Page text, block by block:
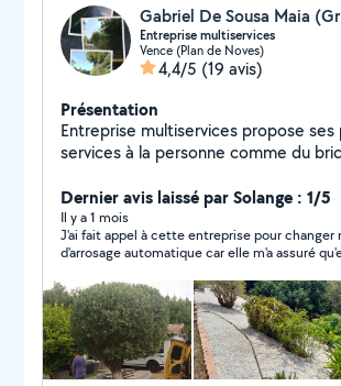
Entreprise multiservices
Vence (Plan de Noves)
4,4/5 (19 avis)
Présentation
Entreprise multiservices propose
services à la personne comme du
service de ménage particuliers et
saisonnières.
Dernier avis laissé par Solange : 1/5
Il y a 1 mois
J'ai fait appel à cette entreprise pour changer
d'arrosage automatique car elle m'a assuré
payé un prix astronomique qui sera donc
charge. J'ai rappelé l'entreprise 5 fois,
rappelle, elle ne m'a jamais rappelée. Quant
le résultat est lamentable car la moitié de
désormais un véritable cloaque et l'autre
! Entreprise à éviter absolument !